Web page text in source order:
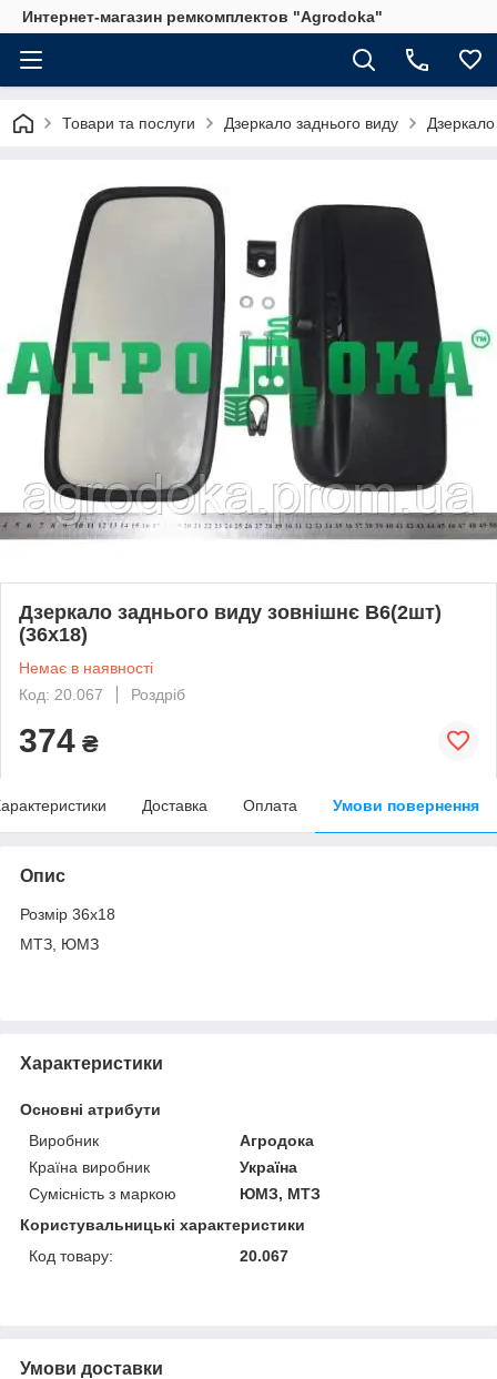
Интернет-магазин ремкомплектов "Agrodoka"
Товари та послуги Дзеркало заднього виду
Дзеркало заднього виду зовнішнє В6(2шт)
(36х18)
Немає в наявності
Код: 20.067
Роздріб
374 ₴
Доставка Оплата Умови повернення
Опис
Розмір 36х18
МТЗ, ЮМЗ
Характеристики
Основні атрибути
Виробник
Агродока
Країна виробник
Україна
Сумісність з маркою
ЮМЗ, МТЗ
Користувальницькі характеристики
Код товару:
20.067
Умови доставки